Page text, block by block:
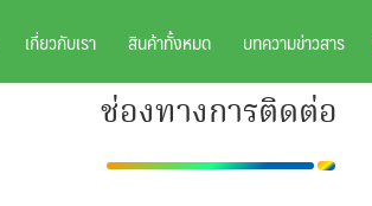
เกี่ยวกับเรา สินค้าทั้งหมด บทความข่าวสาร
ช่องทางการติดต่อ